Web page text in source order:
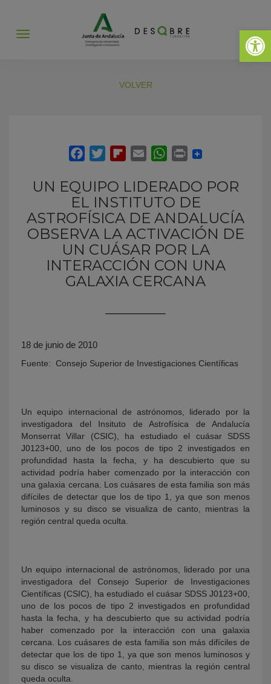
Abrir
Abrir
VOLVER
UN EQUIPO LIDERADO POR
EL INSTITUTO DE
ASTROFÍSICA DE ANDALUCÍA
OBSERVA LA ACTIVACIÓN DE
UN CUÁSAR POR LA
INTERACCIÓN CON UNA
GALAXIA CERCANA
18 de junio de 2010
Fuente: Consejo Superior de Investigaciones Científicas
Un equipo internacional de astrónomos, liderado por la
investigadora del Insituto de Astrofísica de Andalucía
Monserrat Villar (CSIC), ha estudiado el cuásar SDSS
J0123+00, uno de los pocos de tipo 2 investigados en
profundidad hasta la fecha, y ha descubierto que su
actividad podría haber comenzado por la interacción con
una galaxia cercana. Los cuásares de esta familia son más
difíciles de detectar que los de tipo 1, ya que son menos
luminosos y su disco se visualiza de canto, mientras la
región central queda oculta.
Un equipo internacional de astrónomos, liderado por una
investigadora del Consejo Superior de Investigaciones
Científicas (CSIC), ha estudiado el cuásar SDSS J0123+00,
uno de los pocos de tipo 2 investigados en profundidad
hasta la fecha, y ha descubierto que su actividad podría
haber comenzado por la interacción con una galaxia
cercana. Los cuásares de esta familia son más difíciles de
detectar que los de tipo 1, ya que son menos luminosos y
su disco se visualiza de canto, mientras la región central
queda oculta.